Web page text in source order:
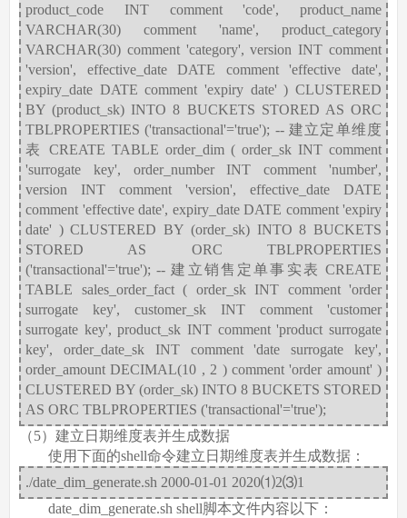
product_code INT comment 'code', product_name
VARCHAR(30) comment 'name', product_category
VARCHAR(30) comment 'category', version INT comment
'version', effective_date DATE comment 'effective date',
expiry_date DATE comment 'expiry date' ) CLUSTERED
BY (product_sk) INTO 8 BUCKETS STORED AS ORC
TBLPROPERTIES ('transactional'='true'); -- 建立定单维度
表 CREATE TABLE order_dim ( order_sk INT comment
'surrogate key', order_number INT comment 'number',
version INT comment 'version', effective_date DATE
comment 'effective date', expiry_date DATE comment 'expiry
date' ) CLUSTERED BY (order_sk) INTO 8 BUCKETS
STORED AS ORC TBLPROPERTIES
('transactional'='true'); -- 建立销售定单事实表 CREATE
TABLE sales_order_fact ( order_sk INT comment 'order
surrogate key', customer_sk INT comment 'customer
surrogate key', product_sk INT comment 'product surrogate
key', order_date_sk INT comment 'date surrogate key',
order_amount DECIMAL(10 , 2 ) comment 'order amount' )
CLUSTERED BY (order_sk) INTO 8 BUCKETS STORED
AS ORC TBLPROPERTIES ('transactional'='true');
（5）建立日期维度表并生成数据
使用下面的shell命令建立日期维度表并生成数据：
./date_dim_generate.sh 2000-01-01 2020⑴2⑶1
date_dim_generate.sh shell脚本文件内容以下：